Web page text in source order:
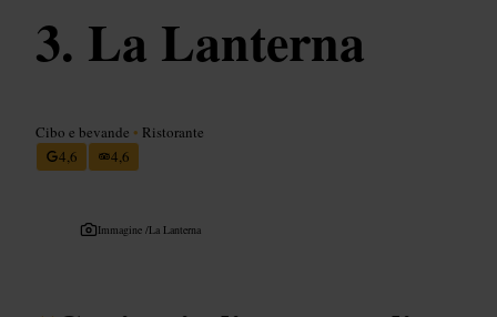
La Lanterna
Cibo e bevande • Ristorante
4,6
4,6
Immagine /La Lanterna